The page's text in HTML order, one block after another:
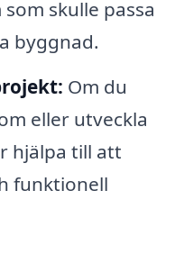
skulle passa
byggnad.
Om du
eller utveckla
hjälpa till att
funktionell